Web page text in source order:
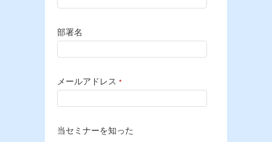
部署名
メールアドレス *
当セミナーを知った